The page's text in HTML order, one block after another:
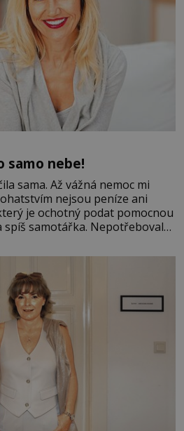
samo nebe!
sama. Až vážná nemoc mi
nejsou peníze ani
je ochotný podat pomocnou
spíš samotářka. Nepotřebovala
klid. Hned po studiích jsem